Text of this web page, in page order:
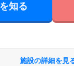
知る
施設の詳細を見